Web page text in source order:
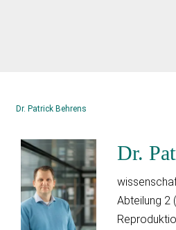
Dr. Patrick Behrens
Dr.
Abteilung 2